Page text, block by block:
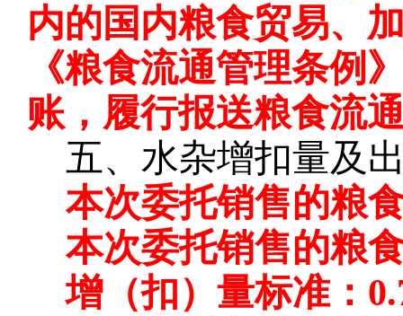
内的国内粮食贸易、
《粮食流通管理条例
账，履行报送粮食流
五、水杂增扣量及
本次委托销售的粮
本次委托销售的粮
增（扣）量标准：